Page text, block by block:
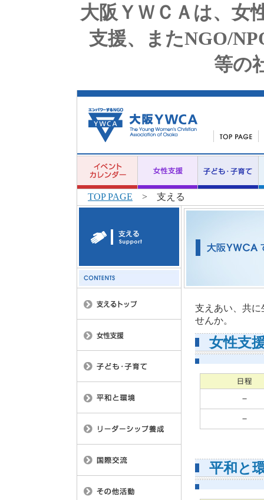
大阪ＹＷＣＡは、女
支援、またNGO/
等の
TOP PAGE > 支える
支えあい、共
せんか。
女性支
－
－
平和と